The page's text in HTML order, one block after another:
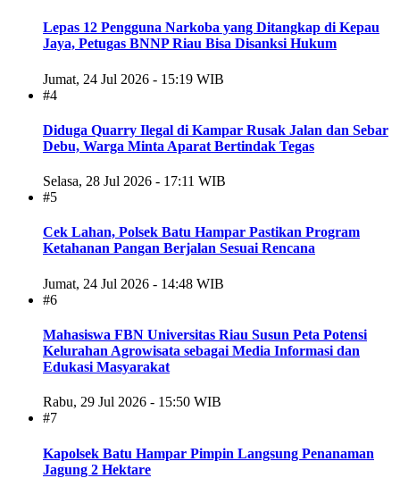
Lepas 12 Pengguna Narkoba yang Ditangkap di Kepau
Jaya, Petugas BNNP Riau Bisa Disanksi Hukum
Jumat, 24 Jul 2026 - 15:19 WIB
#4
Diduga Quarry Ilegal di Kampar Rusak Jalan dan Sebar
Debu, Warga Minta Aparat Bertindak Tegas
Selasa, 28 Jul 2026 - 17:11 WIB
#5
Cek Lahan, Polsek Batu Hampar Pastikan Program
Ketahanan Pangan Berjalan Sesuai Rencana
Jumat, 24 Jul 2026 - 14:48 WIB
#6
Mahasiswa FBN Universitas Riau Susun Peta Potensi
Kelurahan Agrowisata sebagai Media Informasi dan
Edukasi Masyarakat
Rabu, 29 Jul 2026 - 15:50 WIB
#7
Kapolsek Batu Hampar Pimpin Langsung Penanaman
Jagung 2 Hektare